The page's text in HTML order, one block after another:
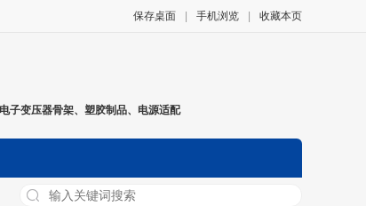
保存桌面 手机浏览 收藏本页
子变压器骨架、塑胶制品、电源适配